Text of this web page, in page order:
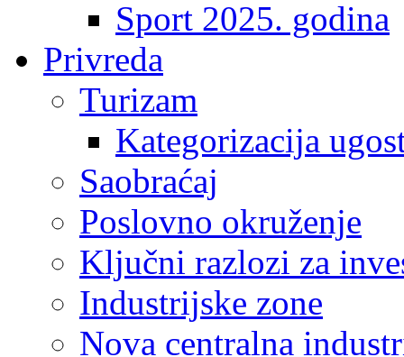
Sport 2025. godina
Privreda
Turizam
Kategorizacija
Saobraćaj
Poslovno okruženje
Ključni razlozi za
Industrijske zone
Nova centralna